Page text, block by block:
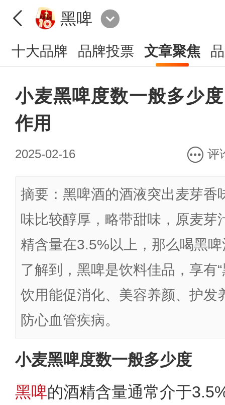
黑啤
十大品牌 品牌投票 文章聚焦
小麦黑啤度数一般多少
作用
2025-02-16 评
摘要：黑啤酒的酒液突出麦芽香
味比较醇厚，略带甜味，原麦芽
精含量在3.5%以上，那么喝黑
了解到，黑啤是饮料佳品，享有
饮用能促消化、美容养颜、护发
防心血管疾病。
小麦黑啤度数一般多少度
黑啤的酒精含量通常介于